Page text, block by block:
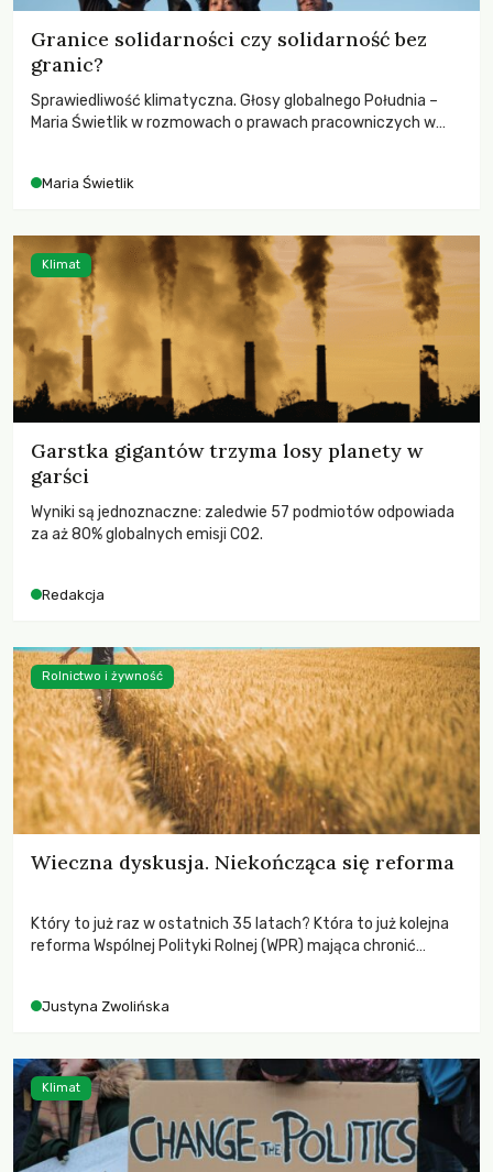
Granice solidarności czy solidarność bez
granic?
Sprawiedliwość klimatyczna. Głosy globalnego Południa –
Maria Świetlik w rozmowach o prawach pracowniczych w
Maria Świetlik
Garstka gigantów trzyma losy planety w
garści
Wyniki są jednoznaczne: zaledwie 57 podmiotów odpowiada
za aż 80% globalnych emisji CO2.
Redakcja
Klimat
Wieczna dyskusja. Niekończąca się reforma
Który to już raz w ostatnich 35 latach? Która to już kolejna
reforma Wspólnej Polityki Rolnej (WPR) mająca chronić
Justyna Zwolińska
Rolnictwo i żywność
Klimat